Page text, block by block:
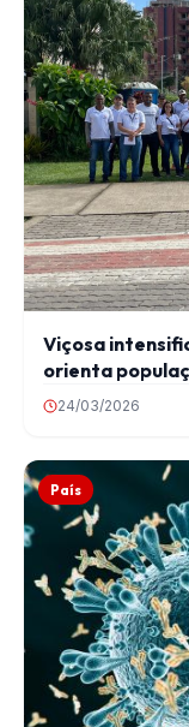
Viçosa
orienta
24/03/2026
País